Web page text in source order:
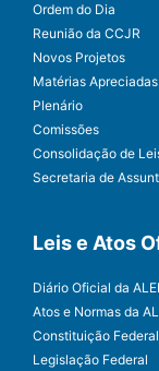
Ordem do Dia
Reunião da CCJR
Novos Projetos
Matérias Apreciadas
Plenário
Comissões
Consolidação de
Secretaria de
Leis e Atos
Diário Oficial da
Atos e Normas da
Constituição Federal
Legislação Federal